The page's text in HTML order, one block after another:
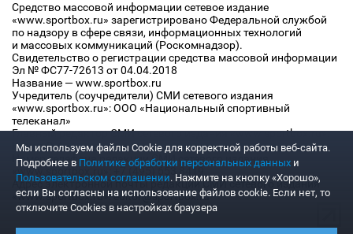
Средство массовой информации сетевое издание
«www.sportbox.ru» зарегистрировано Федеральной службой
по надзору в сфере связи, информационных технологий
и массовых коммуникаций (Роскомнадзор).
Свидетельство о регистрации средства массовой информации
Эл № ФС77-72613 от 04.04.2018
Название — www.sportbox.ru
Учредитель (соучредители) СМИ сетевого издания
«www.sportbox.ru»: ООО «Национальный спортивный
телеканал»
Главный редактор СМИ сетевого издания «www.sportbox.ru»:
Конов В.А.
Номер телефона редакции СМИ сетевого издания
«www.sportbox.ru»: +7 (495) 653 8419
Адрес электронной почты редакции СМИ сетевого издания
«www.sportbox.ru»: editor@sportbox.ru
Мы используем файлы Сookie для корректной работы веб-сайта.
Подробнее в Политике обработки персональных данных и
Пользовательском соглашении. Нажмите на кнопку «Хорошо»,
если Вы согласны на использование файлов cookie. Если нет, то
отключите Cookies в настройках браузера